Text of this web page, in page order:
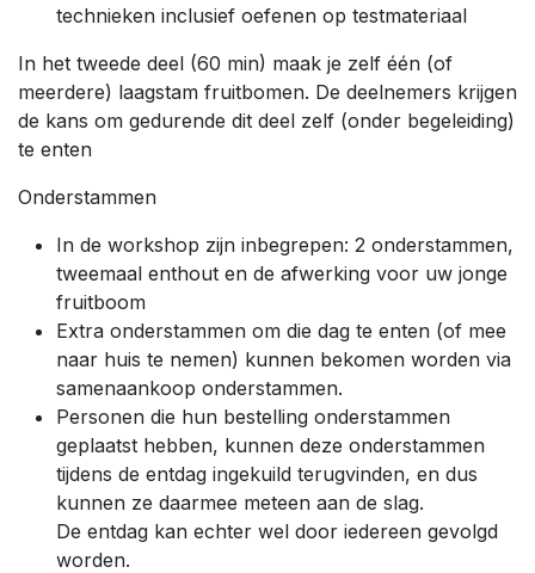
technieken inclusief oefenen op testmateriaal
In het tweede deel (60 min) maak je zelf één (of
meerdere) laagstam fruitbomen. De deelnemers krijgen
de kans om gedurende dit deel zelf (onder begeleiding)
te enten
Onderstammen
In de workshop zijn inbegrepen: 2 onderstammen,
tweemaal enthout en de afwerking voor uw jonge
fruitboom
Extra onderstammen om die dag te enten (of mee
naar huis te nemen) kunnen bekomen worden via
samenaankoop onderstammen.
Personen die hun bestelling onderstammen
geplaatst hebben, kunnen deze onderstammen
tijdens de entdag ingekuild terugvinden, en dus
kunnen ze daarmee meteen aan de slag.
De entdag kan echter wel door iedereen gevolgd
worden.